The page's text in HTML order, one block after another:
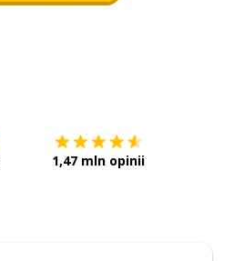
1,47 mln opinii